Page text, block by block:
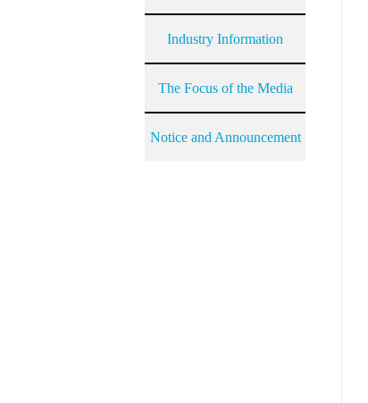
Industry Information
The Focus of the Media
Notice and Announcement